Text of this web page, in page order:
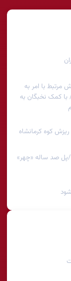
با امر به
کمک نخبگان به
کوه کرمانشاه
/پل صد ساله «چهر»